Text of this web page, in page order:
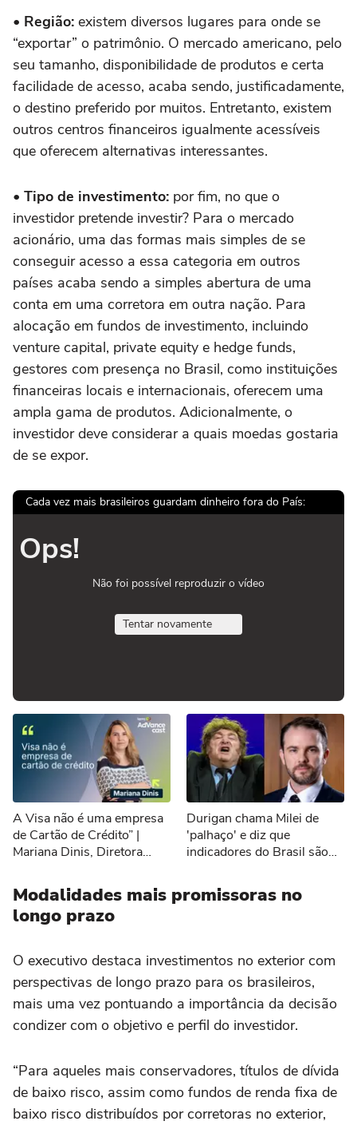
• Região: existem diversos lugares para onde se
“exportar” o patrimônio. O mercado americano, pelo
seu tamanho, disponibilidade de produtos e certa
facilidade de acesso, acaba sendo, justificadamente,
o destino preferido por muitos. Entretanto, existem
outros centros financeiros igualmente acessíveis
que oferecem alternativas interessantes.
• Tipo de investimento: por fim, no que o
investidor pretende investir? Para o mercado
acionário, uma das formas mais simples de se
conseguir acesso a essa categoria em outros
países acaba sendo a simples abertura de uma
conta em uma corretora em outra nação. Para
alocação em fundos de investimento, incluindo
venture capital, private equity e hedge funds,
gestores com presença no Brasil, como instituições
financeiras locais e internacionais, oferecem uma
ampla gama de produtos. Adicionalmente, o
investidor deve considerar a quais moedas gostaria
de se expor.
Cada vez mais brasileiros guardam dinheiro fora do País:
Ops!
Não foi possível reproduzir o vídeo
Tentar novamente
A Visa não é uma empresa
de Cartão de Crédito” |
Mariana Dinis, Diretora
Visa do Brasil
Durigan chama Milei de
'palhaço' e diz que
indicadores do Brasil são
Argentina
Modalidades mais promissoras no
longo prazo
O executivo destaca investimentos no exterior com
perspectivas de longo prazo para os brasileiros,
mais uma vez pontuando a importância da decisão
condizer com o objetivo e perfil do investidor.
“Para aqueles mais conservadores, títulos de dívida
de baixo risco, assim como fundos de renda fixa de
baixo risco distribuídos por corretoras no exterior,